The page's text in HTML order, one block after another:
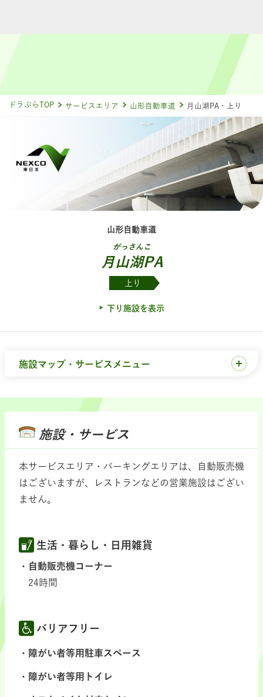
ドラぷらTOP サービスエリア 山形自動車道 月山湖PA・上り
山形自動車道
がっさんこ
月山湖PA
上り
下り施設を表示
施設マップ・サービスメニュー
施設・サービス
本サービスエリア・パーキングエリアは、自動販売機
はございますが、レストランなどの営業施設はござい
ません。
生活・暮らし・日用雑貨
自動販売機コーナー
24時間
バリアフリー
障がい者等用駐車スペース
障がい者等用トイレ